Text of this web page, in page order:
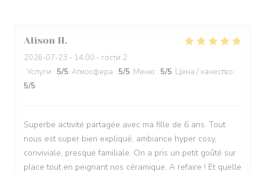
Alison H
2026-07-23 - 14:00 - гости 2
Услуги : 5/5 Атмосфера : 5/5 Меню : 5/5 Цена / качество :
5/5
Superbe activité partagée avec ma fille de 6 ans. Tout
nous est super bien expliqué, ambiance hyper cosy,
conviviale, presque familiale. On a pris un petit goûté sur
place tout en peignant nos céramique. A refaire ! Et quelle